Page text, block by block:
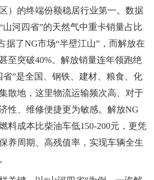
）的终端份额稳居行业第一。数据
山河四省”的天然气中重卡销量占比
据了NG市场“半壁江山”，而解放在
至突破40%。解放销量连年领跑绝
省”是全国、钢铁、建材、粮食、化
散地，这里物流运输频次高、对于
性、维修便捷更为敏感。解放NG
料成本比柴油车低150-200元，更凭
养周期、高残值率，实现车辆全生